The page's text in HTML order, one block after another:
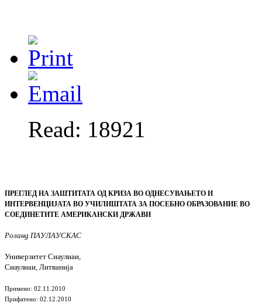
Read: 18921
ПРЕГЛЕД НА ЗАШТИТАТА ОД КРИЗА ВО ОДНЕСУВАЊЕТО И
ИНТЕРВЕНЦИЈАТА ВО УЧИЛИШТАТА ЗА ПОСЕБНО ОБРАЗОВАНИЕ ВО
СОЕДИНЕТИТЕ АМЕРИКАНСКИ ДРЖАВИ
Роланд ПАУЛАУСКАС
Универзитет Сиаулиаи,
Сиаулиаи, Литванија
Примено: 02.11.2010
Прифатено: 02.12.2010